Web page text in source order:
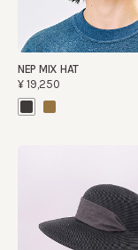
NEP MIX HAT
¥19,250